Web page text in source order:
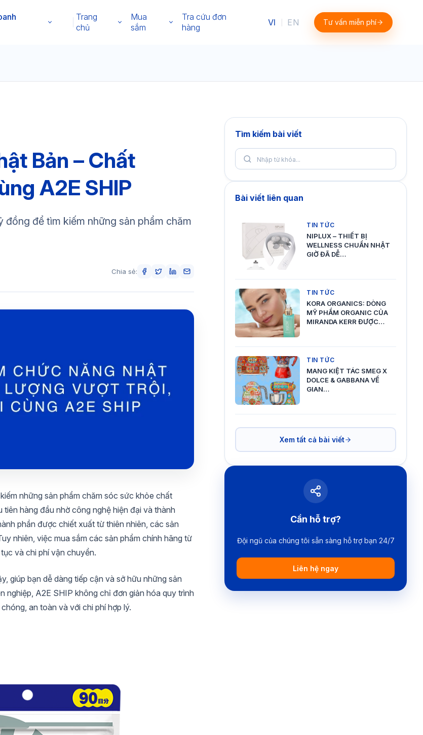
Trang
chủ
Mua
sắm
Tra cứu đơn
hàng
VI EN Tư vấn miễn phí
Bản – Chất
A2E SHIP
để tìm kiếm những sản phẩm chăm
Chia sẻ:
những sản phẩm chăm sóc sức khỏe chất
hàng đầu nhờ công nghệ hiện đại và thành
phần được chiết xuất từ thiên nhiên, các sản
nhiên, việc mua sắm các sản phẩm chính hãng từ
và chi phí vận chuyển.
giúp bạn dễ dàng tiếp cận và sở hữu những sản
A2E SHIP không chỉ đơn giản hóa quy trình
an toàn và với chi phí hợp lý.
Tìm kiếm bài viết
Bài viết liên quan
TIN TỨC
NIPLUX – THIẾT BỊ
WELLNESS CHUẨN NHẬT
GIỜ ĐÃ DỄ…
TIN TỨC
KORA ORGANICS: DÒNG
MỸ PHẨM ORGANIC CỦA
MIRANDA KERR ĐƯỢC…
TIN TỨC
MANG KIỆT TÁC SMEG X
DOLCE & GABBANA VỀ
GIAN…
Xem tất cả bài viết
Cần hỗ trợ?
Đội ngũ của chúng tôi sẵn sàng hỗ trợ bạn 24/7
Liên hệ ngay